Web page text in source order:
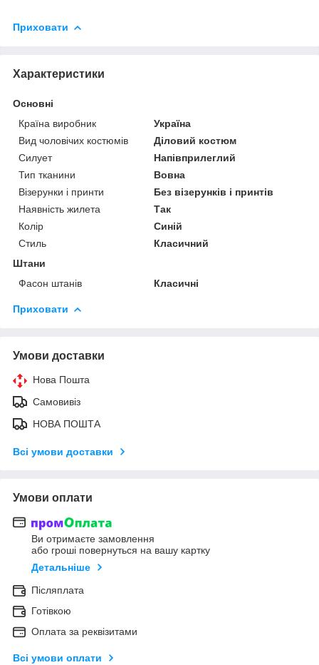
Приховати
Характеристики
Основні
Країна виробник
Україна
Вид чоловічих костюмів
Діловий костюм
Силует
Напівприлеглий
Тип тканини
Вовна
Візерунки і принти
Без візерунків і принтів
Наявність жилета
Так
Колір
Синій
Стиль
Класичний
Штани
Фасон штанів
Класичні
Приховати
Умови доставки
Нова Пошта
Самовивіз
НОВА ПОШТА
Всі умови доставки
Умови оплати
Ви отримаєте замовлення
або гроші повернуться на вашу картку
Детальніше
Післяплата
Готівкою
Оплата за реквізитами
Всі умови оплати